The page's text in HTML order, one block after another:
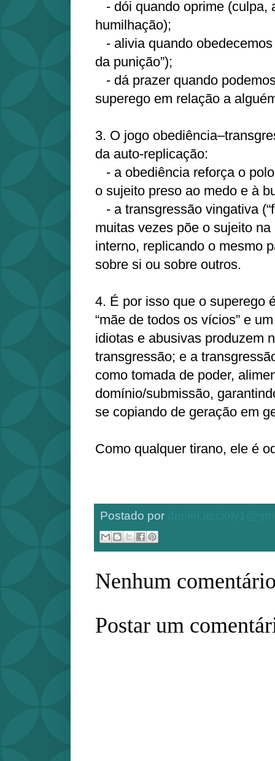
- dói quando oprime (culpa,
humilhação);
- alivia quando obedecemos
da punição”);
- dá prazer quando
superego em relação a
3. O jogo
da auto‑replicação:
- a obediência reforça o
o sujeito preso ao medo e à
- a transgressão vingativa
muitas vezes põe o sujeito
interno, replicando o mesmo
sobre si ou sobre outros.
4. É por isso que o superego
“mãe de todos os vícios” e
idiotas e abusivas produzem
transgressão; e a
como tomada de poder,
domínio/submissão,
se copiando de geração em
Como qualquer tirano, ele é
Postado por
Nenhum
Postar um